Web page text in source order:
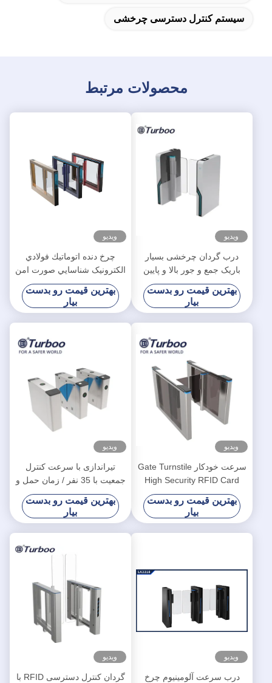
سیستم کنترل دسترسی چرخشی
محصولات مرتبط
ویدیو
درب گردان چرخشی بسیار
باریک جمع و جور بالا و پایین
ترنستی گردان سرعت کنترل
دسترسی RFID
بهترین قیمت رو بدست
بیار
ویدیو
چرخ دنده اتوماتيك فولادي
الکترونيک شناسايي صورت امن
دروازه مانع سوينگ ضد آب
بهترین قیمت رو بدست
بیار
ویدیو
سرعت خودکار Gate Turnstile
High Security RFID Card
Reader 100-240V با موتور
Servo بدون برس
بهترین قیمت رو بدست
بیار
ویدیو
تیراندازی با سرعت کنترل
جمعیت با 35 نفر / زمان حمل و
نقل حداقل
بهترین قیمت رو بدست
بیار
ویدیو
درب سرعت آلومینیوم چرخ
ویدیو
گردان کنترل دسترسی RFID با